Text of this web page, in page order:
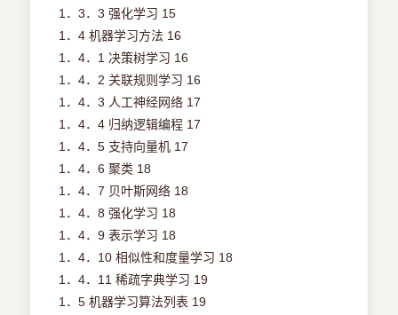
1．3．3 强化学习 15
1．4 机器学习方法 16
1．4．1 决策树学习 16
1．4．2 关联规则学习 16
1．4．3 人工神经网络 17
1．4．4 归纳逻辑编程 17
1．4．5 支持向量机 17
1．4．6 聚类 18
1．4．7 贝叶斯网络 18
1．4．8 强化学习 18
1．4．9 表示学习 18
1．4．10 相似性和度量学习 18
1．4．11 稀疏字典学习 19
1．5 机器学习算法列表 19